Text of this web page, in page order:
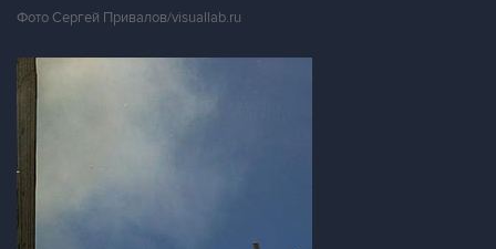
Фото Сергей Привалов/visuallab.ru